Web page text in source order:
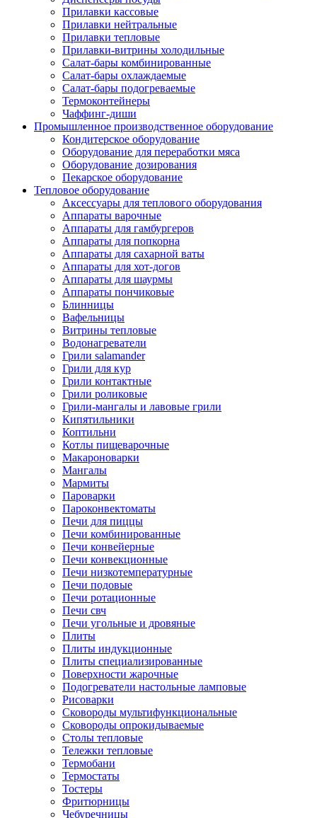
Прилавки кассовые
Прилавки нейтральные
Прилавки тепловые
Прилавки-витрины холодильные
Салат-бары комбинированные
Салат-бары охлаждаемые
Салат-бары подогреваемые
Термоконтейнеры
Чаффинг-диши
Промышленное производственное оборудование
Кондитерское оборудование
Оборудование для переработки мяса
Оборудование дозирования
Пекарское оборудование
Тепловое оборудование
Аксессуары для теплового оборудования
Аппараты варочные
Аппараты для гамбургеров
Аппараты для попкорна
Аппараты для сахарной ваты
Аппараты для хот-догов
Аппараты для шаурмы
Аппараты пончиковые
Блинницы
Вафельницы
Витрины тепловые
Водонагреватели
Грили salamander
Грили для кур
Грили контактные
Грили роликовые
Грили-мангалы и лавовые грили
Кипятильники
Коптильни
Котлы пищеварочные
Макароноварки
Мангалы
Мармиты
Пароварки
Пароконвектоматы
Печи для пиццы
Печи комбинированные
Печи конвейерные
Печи конвекционные
Печи низкотемпературные
Печи подовые
Печи ротационные
Печи свч
Печи угольные и дровяные
Плиты
Плиты индукционные
Плиты специализированные
Поверхности жарочные
Подогреватели настольные ламповые
Рисоварки
Сковороды мультифункциональные
Сковороды опрокидываемые
Столы тепловые
Тележки тепловые
Термобани
Термостаты
Тостеры
Фритюрницы
Чебуречницы